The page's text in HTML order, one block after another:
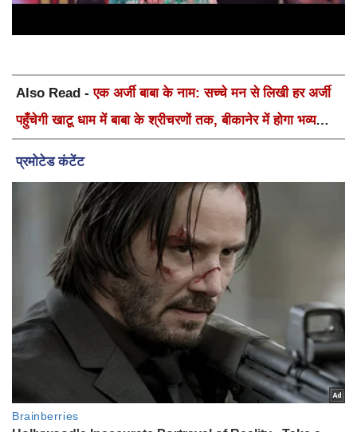
Also Read -एक अर्जी बाबा के नाम: सच्चे मन से लिखी हर अर्जी
पहुँचेगी खाटू धाम में बाबा के श्रीचरणों तक, बीकानेर में होगा भव्य